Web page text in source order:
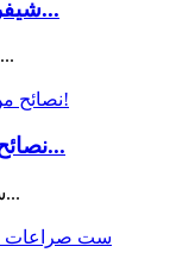
شيفرة بلال .. رواية ستغيـر نظرتك للحياة...
عماد ابو الفتوح عندما عرفت أن الرواية القا...
10 نصائح من بيني لويس لتعلّم أيّ لغة في...
سلمى أمين هل تمنّيت يومًا أن تتحدّث أكثر م...